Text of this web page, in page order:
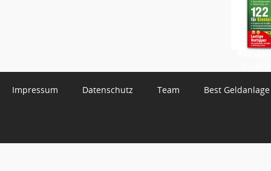
Impressum Datenschutz Team Best Geldanlage